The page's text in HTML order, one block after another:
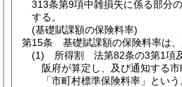
313条第9項中雑損失に係る部分
する。
(基礎賦課額の保険料率)
第15条
基礎賦課額の保険料率は、
(1)
所得割 法第82条の3第1項
阪府が算定し、及び通知する
「市町村標準保険料率」という